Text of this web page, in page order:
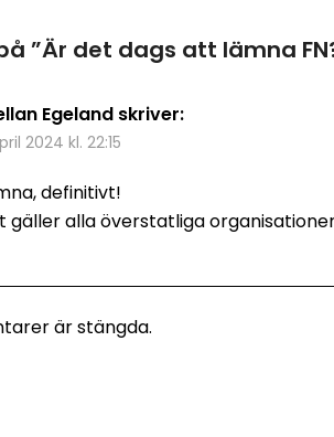
”Är det dags att lämna
Egeland skriver:
2024 kl. 22:15
definitivt!
gäller alla överstatliga
är stängda.